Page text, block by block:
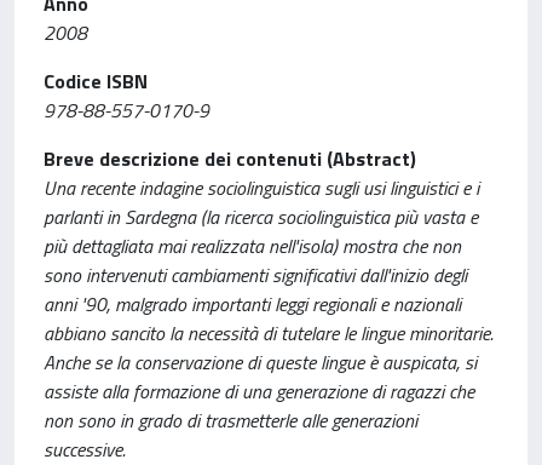
2008
Codice ISBN
978-88-557-0170-9
Breve descrizione dei contenuti (Abstract)
Una recente indagine sociolinguistica sugli usi linguistici e i
parlanti in Sardegna (la ricerca sociolinguistica più vasta e
più dettagliata mai realizzata nell'isola) mostra che non
sono intervenuti cambiamenti significativi dall'inizio degli
anni '90, malgrado importanti leggi regionali e nazionali
abbiano sancito la necessità di tutelare le lingue minoritarie.
Anche se la conservazione di queste lingue è auspicata, si
assiste alla formazione di una generazione di ragazzi che
non sono in grado di trasmetterle alle generazioni
successive.